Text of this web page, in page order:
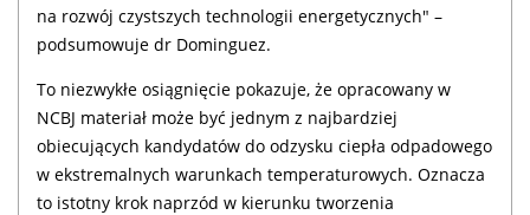
na rozwój czystszych technologii energetycznych" –
podsumowuje dr Dominguez.
To niezwykłe osiągnięcie pokazuje, że opracowany w
NCBJ materiał może być jednym z najbardziej
obiecujących kandydatów do odzysku ciepła odpadowego
w ekstremalnych warunkach temperaturowych. Oznacza
to istotny krok naprzód w kierunku tworzenia